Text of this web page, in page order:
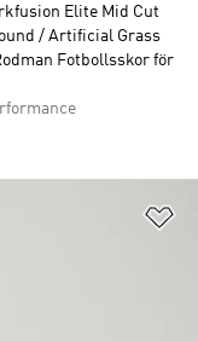
Elite Mid Cut
/ Artificial Grass
Fotbollsskor för